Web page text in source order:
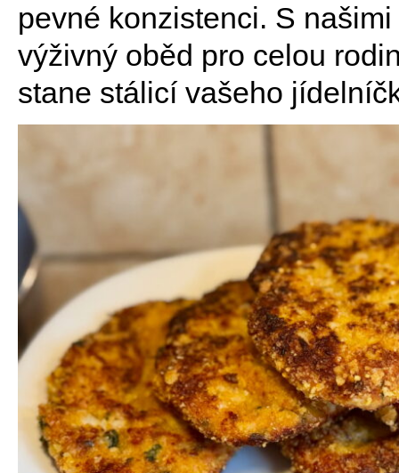
pevné konzistenci. S
výživný oběd pro celou
stane stálicí vašeho